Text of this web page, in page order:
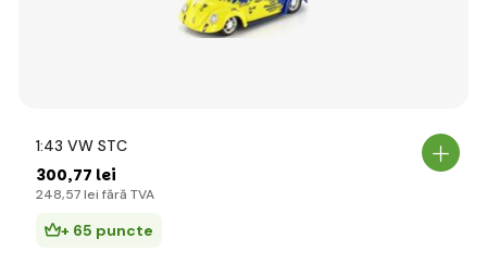
1:43 VW STC
300,77 lei
248,57 lei fără TVA
+ 65 puncte